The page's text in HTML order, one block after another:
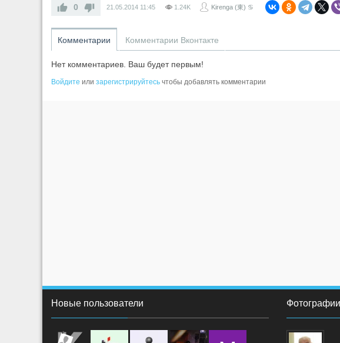
0 21.05.2014 11:45 1.24K Kirenga (東) ♋
Комментарии Комментарии Вконтакте
Нет комментариев. Ваш будет первым!
Войдите или зарегистрируйтесь чтобы добавлять комментарии
Новые пользователи Фотографии